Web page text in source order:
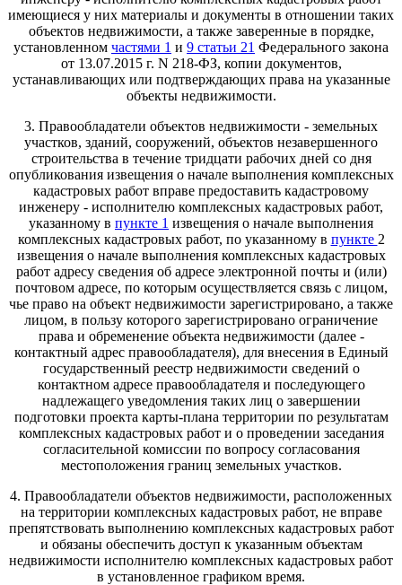
имеющиеся у них материалы и документы в отношении таких
объектов недвижимости, а также заверенные в порядке,
установленном частями 1 и 9 статьи 21 Федерального закона
от 13.07.2015 г. N 218-ФЗ, копии документов,
устанавливающих или подтверждающих права на указанные
объекты недвижимости.
3. Правообладатели объектов недвижимости - земельных
участков, зданий, сооружений, объектов незавершенного
строительства в течение тридцати рабочих дней со дня
опубликования извещения о начале выполнения комплексных
кадастровых работ вправе предоставить кадастровому
инженеру - исполнителю комплексных кадастровых работ,
указанному в пункте 1 извещения о начале выполнения
комплексных кадастровых работ, по указанному в пункте 2
извещения о начале выполнения комплексных кадастровых
работ адресу сведения об адресе электронной почты и (или)
почтовом адресе, по которым осуществляется связь с лицом,
чье право на объект недвижимости зарегистрировано, а также
лицом, в пользу которого зарегистрировано ограничение
права и обременение объекта недвижимости (далее -
контактный адрес правообладателя), для внесения в Единый
государственный реестр недвижимости сведений о
контактном адресе правообладателя и последующего
надлежащего уведомления таких лиц о завершении
подготовки проекта карты-плана территории по результатам
комплексных кадастровых работ и о проведении заседания
согласительной комиссии по вопросу согласования
местоположения границ земельных участков.
4. Правообладатели объектов недвижимости, расположенных
на территории комплексных кадастровых работ, не вправе
препятствовать выполнению комплексных кадастровых работ
и обязаны обеспечить доступ к указанным объектам
недвижимости исполнителю комплексных кадастровых работ
в установленное графиком время.